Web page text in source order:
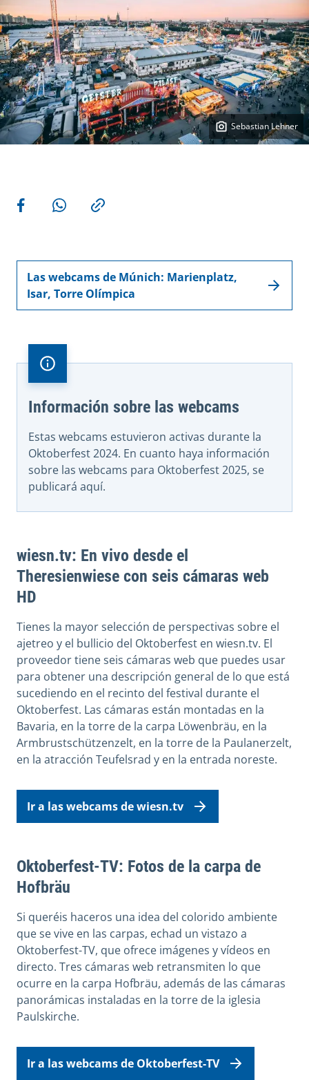
Sebastian Lehner
Más acciones
Compartir en Facebook
Compartir en WhatsApp
Copiar enlace
Las webcams de Múnich: Marienplatz,
Isar, Torre Olímpica
Información sobre las webcams
Estas webcams estuvieron activas durante la
Oktoberfest 2024. En cuanto haya información
sobre las webcams para Oktoberfest 2025, se
publicará aquí.
wiesn.tv: En vivo desde el
Theresienwiese con seis cámaras web
HD
Tienes la mayor selección de perspectivas sobre el
ajetreo y el bullicio del Oktoberfest en wiesn.tv. El
proveedor tiene seis cámaras web que puedes usar
para obtener una descripción general de lo que está
sucediendo en el recinto del festival durante el
Oktoberfest. Las cámaras están montadas en la
Bavaria, en la torre de la carpa Löwenbräu, en la
Armbrustschützenzelt, en la torre de la Paulanerzelt,
en la atracción Teufelsrad y en la entrada noreste.
Ir a las webcams de wiesn.tv
Oktoberfest-TV: Fotos de la carpa de
Hofbräu
Si queréis haceros una idea del colorido ambiente
que se vive en las carpas, echad un vistazo a
Oktoberfest-TV, que ofrece imágenes y vídeos en
directo. Tres cámaras web retransmiten lo que
ocurre en la carpa Hofbräu, además de las cámaras
panorámicas instaladas en la torre de la iglesia
Paulskirche.
Ir a las webcams de Oktoberfest-TV